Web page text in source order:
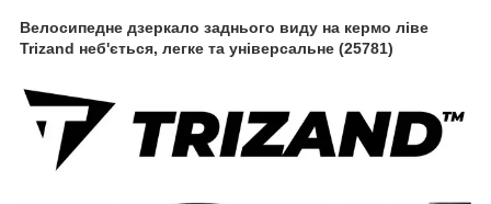
Велосипедне дзеркало заднього виду на кермо ліве
Trizand неб'ється, легке та універсальне (25781)